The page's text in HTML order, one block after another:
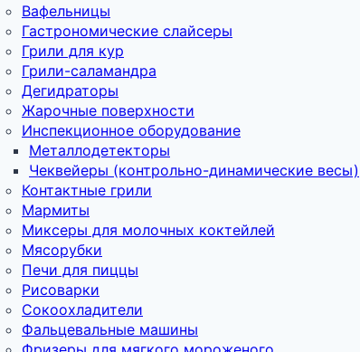
Вафельницы
Гастрономические слайсеры
Грили для кур
Грили-саламандра
Дегидраторы
Жарочные поверхности
Инспекционное оборудование
Металлодетекторы
Чеквейеры (контрольно-динамические весы)
Контактные грили
Мармиты
Миксеры для молочных коктейлей
Мясорубки
Печи для пиццы
Рисоварки
Сокоохладители
Фальцевальные машины